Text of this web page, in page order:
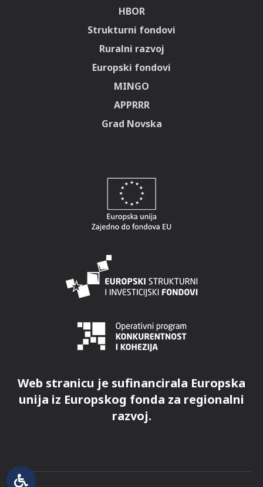
HBOR
Strukturni fondovi
Ruralni razvoj
Europski fondovi
MINGO
APPRRR
Grad Novska
Web stranicu je sufinancirala Europska
unija iz Europskog fonda za regionalni
razvoj.